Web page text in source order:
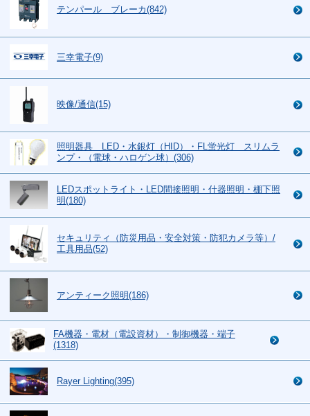
テンパール ブレーカ(842)
三幸電子(9)
映像/通信(15)
照明器具 LED・水銀灯（HID）・FL蛍光灯 スリムラ
ンプ・（電球・ハロゲン球）(306)
LEDスポットライト・LED間接照明・什器照明・棚下照
明(180)
セキュリティ（防災用品・安全対策・防犯カメラ等）/
工具用品(52)
アンティーク照明(186)
FA機器・電材（電設資材）・制御機器・端子
(1318)
Rayer Lighting(395)